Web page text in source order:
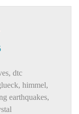
, dtc
, himmel,
earthquakes,